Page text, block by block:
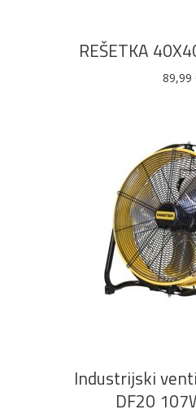
REŠETKA
89,99
DODAJ U
Industrijski
DF20